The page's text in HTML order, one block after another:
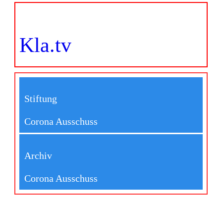
Kla.tv
Stiftung
Corona Ausschuss
Archiv
Corona Ausschuss